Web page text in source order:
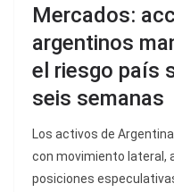
Mercados:
argentinos
el riesgo país
seis semanas
Los activos de
con movimiento lateral,
posiciones